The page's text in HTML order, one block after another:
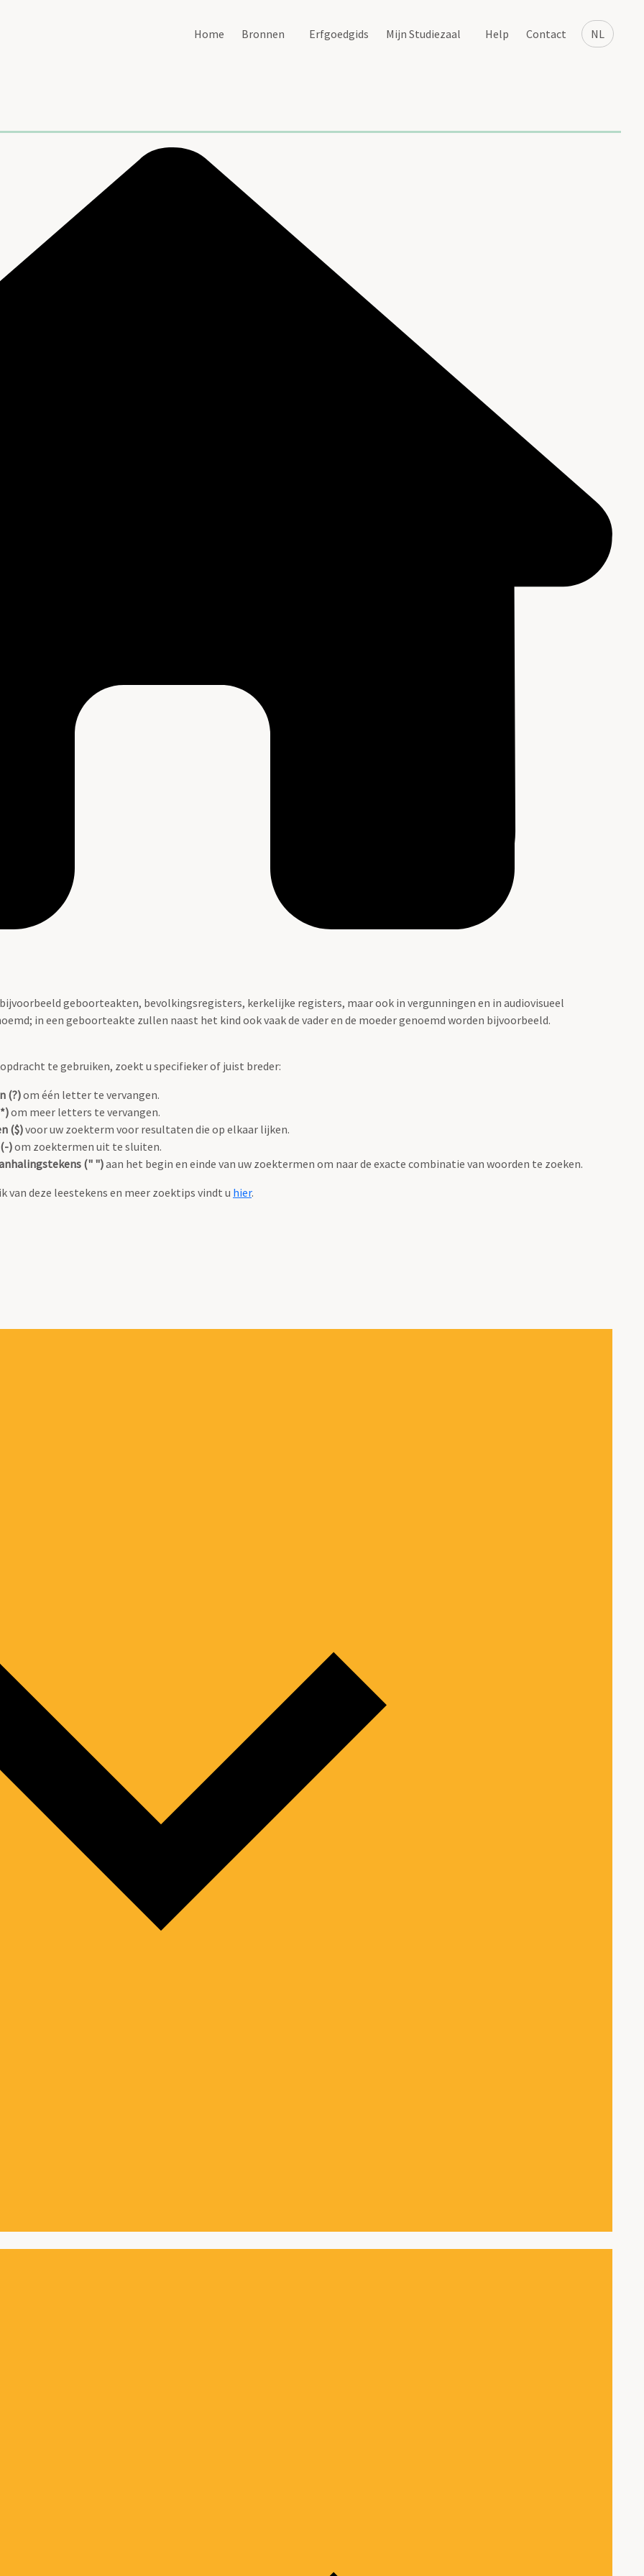
NL
Home Bronnen Erfgoedgids Mijn Studiezaal Help Contact
geboorteakten, bevolkingsregisters, kerkelijke registers, maar ook in vergunningen en in audiovisueel
in een geboorteakte zullen naast het kind ook vaak de vader en de moeder genoemd worden bijvoorbeeld.
te gebruiken, zoekt u specifieker of juist breder:
(?)om één letter te vervangen.
om meer letters te vervangen.
($)voor uw zoekterm voor resultaten die op elkaar lijken.
)om zoektermen uit te sluiten.
(" ")aan het begin en einde van uw zoektermen om naar de exacte combinatie van woorden te zoeken.
van deze leestekens en meer zoektips vindt u hier.